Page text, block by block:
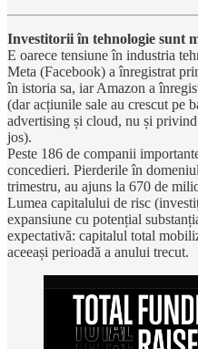
Investitorii în tehnologie sunt
E oarece tensiune în industria
Meta (Facebook) a înregistrat
în istoria sa, iar Amazon a
(dar acțiunile sale au crescut pe
advertising și cloud, nu și
jos).
Peste 186 de companii
concedieri. Pierderile în
trimestru, au ajuns la 670 de
Lumea capitalului de risc
expansiune cu potențial
expectativă: capitalul total
aceeași perioadă a anului trecut.